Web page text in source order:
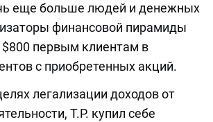
еще больше людей и денежных
финансовой пирамиды
$800 первым клиентам в
с приобретенных акций.
легализации доходов от
Т.Р. купил себе